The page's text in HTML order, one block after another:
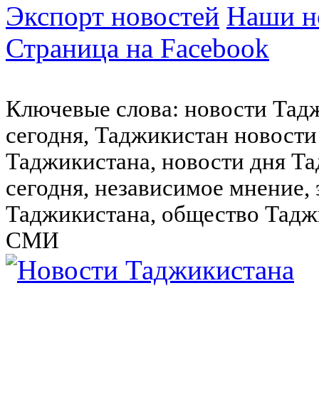
Экспорт новостей Наши
Страница на Facebook
Ключевые слова: новости
сегодня, Таджикистан
Таджикистана, новости дня
сегодня, независимое
Таджикистана, общество
СМИ